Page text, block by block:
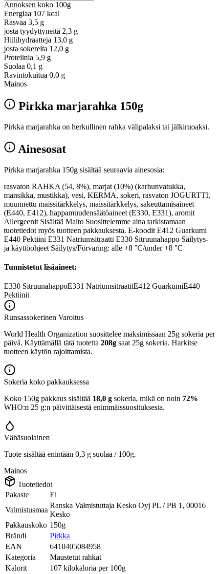
Annoksen koko 100g
Energiaa 107 kcal
Rasvaa 3,5 g
josta tyydyttyneitä 2,3 g
Hiilihydraatteja 13,0 g
josta sokereita 12,0 g
Proteiinia 5,9 g
Suolaa 0,1 g
Ravintokuitua 0,0 g
Mainos
Pirkka marjarahka 150g
Pirkka marjarahka on herkullinen rahka välipalaksi tai jälkiruoaksi.
Ainesosat
Pirkka marjarahka 150g sisältää seuraavia ainesosia:
rasvaton RAHKA (54, 8%), marjat (10%) (karhunvatukka,
mansikka, mustikka), vesi, KERMA, sokeri, rasvaton JOGURTTI,
muunnettu maissitärkkelys, maissitärkkelys, sakeuttamisaineet
(E440, E412), happamuudensäätöaineet (E330, E331), aromit
Allergeenit Sisältää Maito Suosittelemme aina tarkistamaan
tuotetiedot myös tuotteen pakkauksesta. E-koodit E412 Guarkumi
E440 Pektiini E331 Natriumsitraatti E330 Sitruunahappo Säilytys-
ja käyttöohjeet Säilytys/Förvaring: alle +8 °C/under +8 °C
Tunnistetut lisäaineet:
E330 SitruunahappoE331 NatriumsitraatitE412 GuarkumiE440
Pektiinit
Runsassokerinen Varoitus
World Health Organization suosittelee maksimissaan 25g sokeria per
päivä. Käyttämällä tätä tuotetta 208g saat 25g sokeria. Harkitse
tuotteen käytön rajoittamista.
Sokeria koko pakkauksessa
Koko 150g pakkaus sisältää 18,0 g sokeria, mikä on noin 72%
WHO:n 25 g:n päivittäisestä enimmäissuosituksesta.
Vähäsuolainen
Tuote sisältää enintään 0,3 g suolaa / 100g.
Mainos
Tuotetiedot
Pakaste
Ei
Valmistusmaa
Ranska Valmistuttaja Kesko Oyj PL / PB 1, 00016
Kesko
Pakkauskoko 150g
Brändi
Pirkka
EAN
6410405084958
Kategoria
Maustetut rahkat
Kalorit
107 kilokaloria per 100g